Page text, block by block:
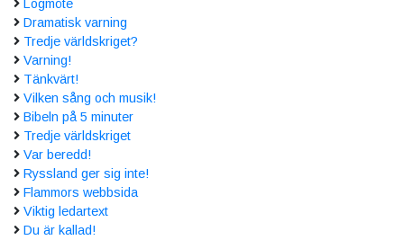
Logmöte
Dramatisk varning
Tredje världskriget?
Varning!
Tänkvärt!
Vilken sång och musik!
Bibeln på 5 minuter
Tredje världskriget
Var beredd!
Ryssland ger sig inte!
Flammors webbsida
Viktig ledartext
Du är kallad!